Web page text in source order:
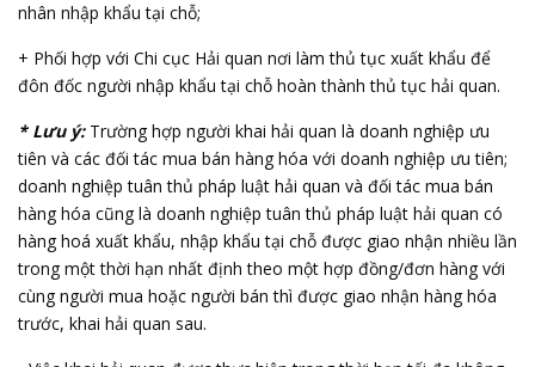
nhân nhập khẩu tại chỗ;
+ Phối hợp với Chi cục Hải quan nơi làm thủ tục xuất khẩu để
đôn đốc người nhập khẩu tại chỗ hoàn thành thủ tục hải quan.
* Lưu ý:Trường hợp người khai hải quan là doanh nghiệp ưu
tiên và các đối tác mua bán hàng hóa với doanh nghiệp ưu tiên;
doanh nghiệp tuân thủ pháp luật hải quan và đối tác mua bán
hàng hóa cũng là doanh nghiệp tuân thủ pháp luật hải quan có
hàng hoá xuất khẩu, nhập khẩu tại chỗ được giao nhận nhiều lần
trong một thời hạn nhất định theo một hợp đồng/đơn hàng với
cùng người mua hoặc người bán thì được giao nhận hàng hóa
trước, khai hải quan sau.